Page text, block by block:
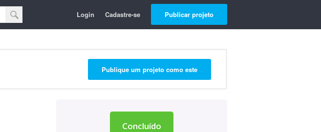
Login Cadastre-se Publicar projeto
Publique um projeto como este
Concluído